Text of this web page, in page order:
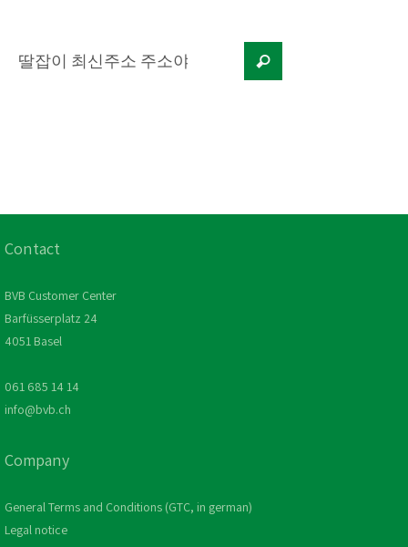
Contact
BVB Customer Center
Barfüsserplatz 24
4051 Basel
061 685 14 14
info@bvb.ch
Company
General Terms and Conditions (GTC, in german)
Legal notice